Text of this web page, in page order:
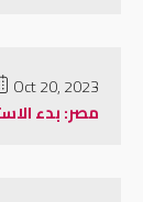
Oct 20, 2023
مصر: بدء